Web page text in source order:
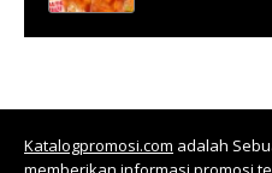
Katalogpromosi.com adalah